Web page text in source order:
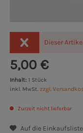
Dieser
5,00 €
Inhalt: 1 Stück
inkl. MwSt. zzgl.
Zurzeit nicht lieferbar
Auf die Einkaufsliste